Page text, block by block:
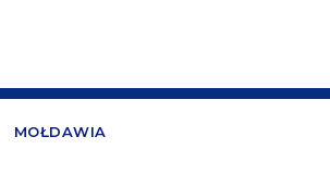
MOŁDAWIA